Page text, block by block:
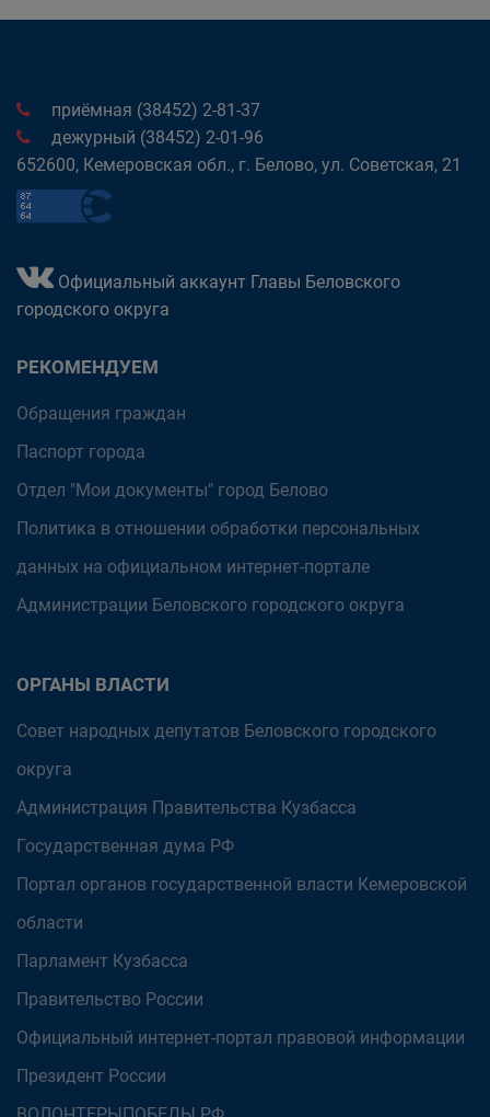
приёмная (38452) 2-81-37
дежурный (38452) 2-01-96
652600, Кемеровская обл., г. Белово, ул. Советская, 21
Официальный аккаунт Главы Беловского
городского округа
РЕКОМЕНДУЕМ
Обращения граждан
Паспорт города
Отдел "Мои документы" город Белово
Политика в отношении обработки персональных
данных на официальном интернет-портале
Администрации Беловского городского округа
ОРГАНЫ ВЛАСТИ
Совет народных депутатов Беловского городского
округа
Администрация Правительства Кузбасса
Государственная дума РФ
Портал органов государственной власти Кемеровской
области
Парламент Кузбасса
Правительство России
Официальный интернет-портал правовой информации
Президент России